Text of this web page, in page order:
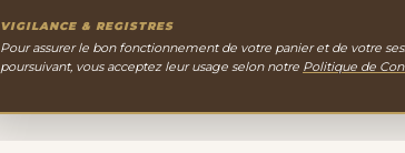
VIGILANCE & REGISTRES
Pour assurer le bon fonctionnement de votre panier et de votre
poursuivant, vous acceptez leur usage selon notre Politique de